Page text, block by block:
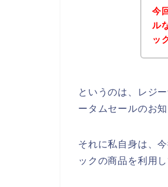
今
ル
ッ
というのは、レジ
ータムセールのお
それに私自身は、
ックの商品を利用